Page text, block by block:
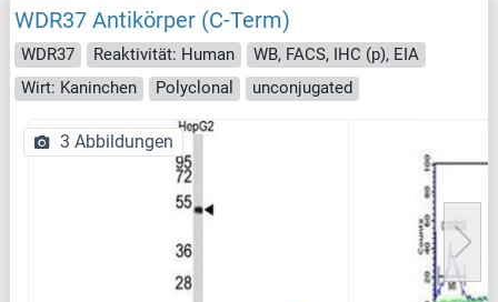
WDR37 Antikörper (C-Term)
WDR37 Reaktivität: Human
WB, FACS, IHC (p), EIA
Wirt: Kaninchen
Polyclonal unconjugated
3 Abbildungen